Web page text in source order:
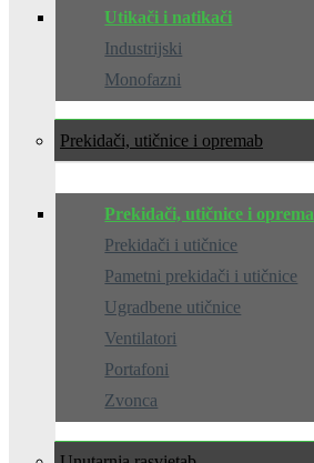
Utikači i natikači
Industrijski
Monofazni
Prekidači, utičnice i oprema
Prekidači, utičnice i oprema
Prekidači i utičnice
Pametni prekidači i utičnice
Ugradbene utičnice
Ventilatori
Portafoni
Zvonca